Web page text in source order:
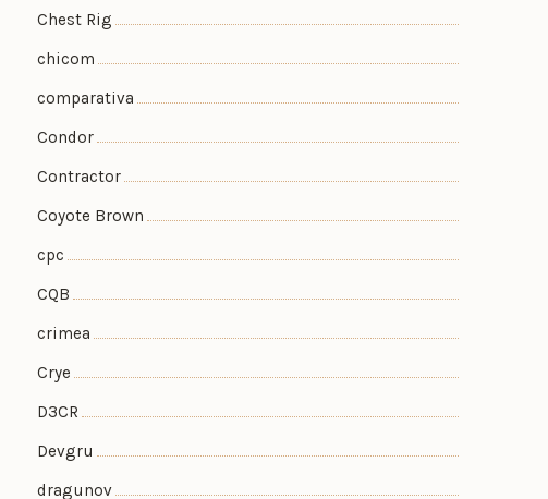
Chest Rig
chicom
comparativa
Condor
Contractor
Coyote Brown
cpc
CQB
crimea
Crye
D3CR
Devgru
dragunov